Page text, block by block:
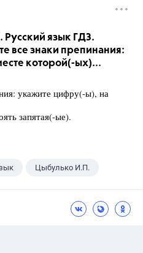
язык ГДЗ.
все знаки препинания:
которой(-ых)...
укажите цифру(-ы), на
запятая(-ые).
Цыбулько И.П.